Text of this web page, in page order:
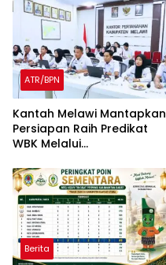
ATR/BPN
Kantah Melawi Mantapkan
Persiapan Raih Predikat
WBK Melalui
dan Verifikasi Lapangan
Berita